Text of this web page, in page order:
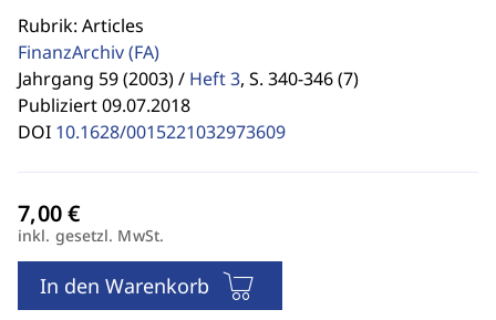
Rubrik: Articles
FinanzArchiv(FA)
Jahrgang 59 (2003) / Heft 3, S. 340-346 (7)
Publiziert 09.07.2018
DOI 10.1628/0015221032973609
inkl. gesetzl. MwSt.
In den Warenkorb